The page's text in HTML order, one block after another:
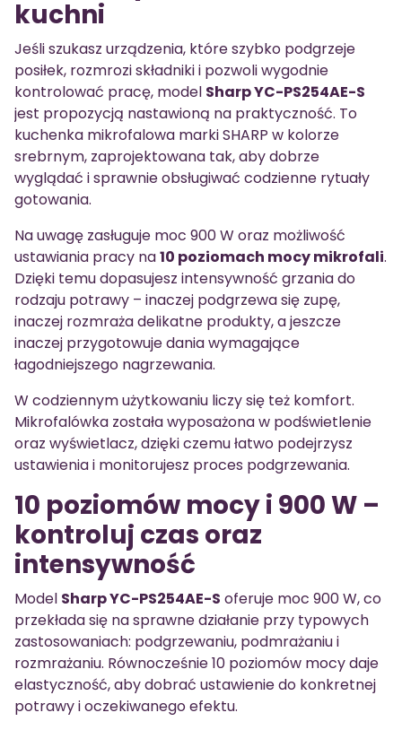
kuchni
Jeśli szukasz urządzenia, które szybko podgrzeje
posiłek, rozmrozi składniki i pozwoli wygodnie
kontrolować pracę, model Sharp YC-PS254AE-S
jest propozycją nastawioną na praktyczność. To
kuchenka mikrofalowa marki SHARP w kolorze
srebrnym, zaprojektowana tak, aby dobrze
wyglądać i sprawnie obsługiwać codzienne rytuały
gotowania.
Na uwagę zasługuje moc 900 W oraz możliwość
ustawiania pracy na10 poziomach mocy mikrofali.
Dzięki temu dopasujesz intensywność grzania do
rodzaju potrawy – inaczej podgrzewa się zupę,
inaczej rozmraża delikatne produkty, a jeszcze
inaczej przygotowuje dania wymagające
łagodniejszego nagrzewania.
W codziennym użytkowaniu liczy się też komfort.
Mikrofalówka została wyposażona w podświetlenie
oraz wyświetlacz, dzięki czemu łatwo podejrzysz
ustawienia i monitorujesz proces podgrzewania.
10 poziomów mocy i 900 W –
kontroluj czas oraz
intensywność
Model Sharp YC-PS254AE-S oferuje moc 900 W, co
przekłada się na sprawne działanie przy typowych
zastosowaniach: podgrzewaniu, podmrażaniu i
rozmrażaniu. Równocześnie 10 poziomów mocy daje
elastyczność, aby dobrać ustawienie do konkretnej
potrawy i oczekiwanego efektu.